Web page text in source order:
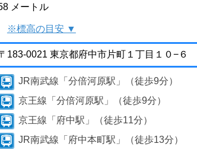
メートル
※標高の目安 ▼
183-0021 東京都府中市片町１丁目１０−６
JR南武線「分倍河原駅」（徒歩9分）
京王線「分倍河原駅」（徒歩9分）
京王線「府中駅」（徒歩11分）
JR南武線「府中本町駅」（徒歩13分）